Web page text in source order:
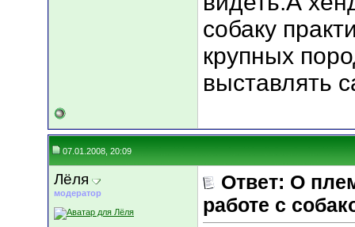
собаку
крупных
выставлять
07.01.2008, 20:09
Лёля
модератор
Ответ: О
работе с